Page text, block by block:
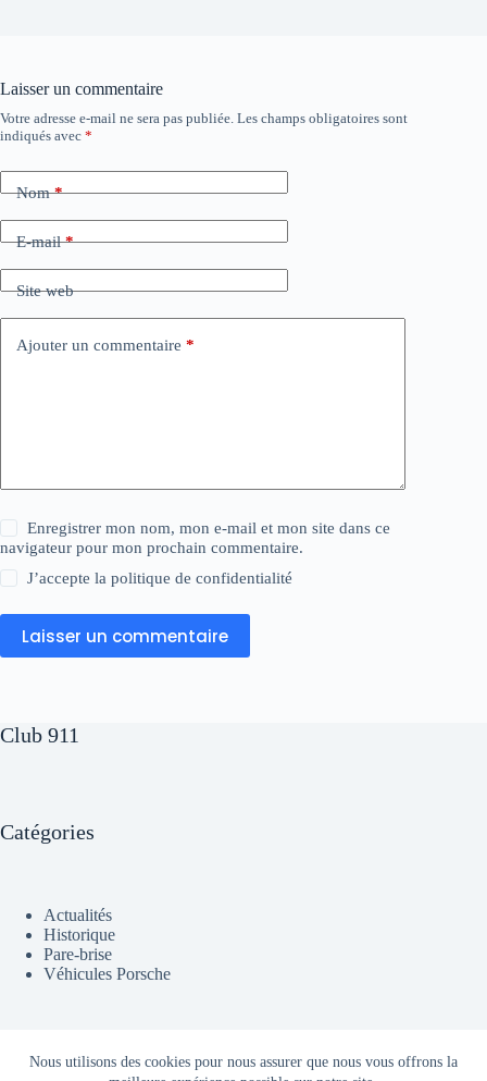
Nous utilisons des cookies pour nous assurer que nous vous offrons la
Laisser un commentaire
Votre adresse e-mail ne sera pas publiée. Les champs obligatoires sont
indiqués avec *
Nom*
E-mail*
Site web
Ajouter un commentaire *
Enregistrer mon nom, mon e-mail et mon site dans ce
navigateur pour mon prochain commentaire.
J’accepte lapolitique de confidentialité
Laisser un commentaire
Club 911
Catégories
Actualités
Historique
Pare-brise
Véhicules Porsche